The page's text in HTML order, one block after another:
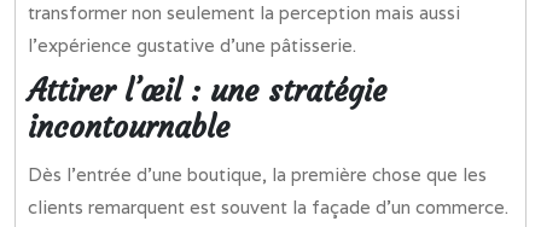
transformer non seulement la perception mais aussi
l’expérience gustative d’une pâtisserie.
Attirer l’œil : une stratégie
incontournable
Dès l’entrée d’une boutique, la première chose que les
clients remarquent est souvent la façade d’un commerce.